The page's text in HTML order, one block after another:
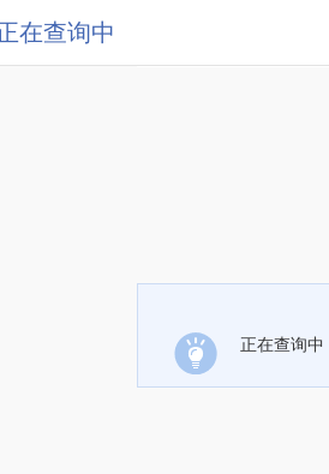
在查询中
正在查询中